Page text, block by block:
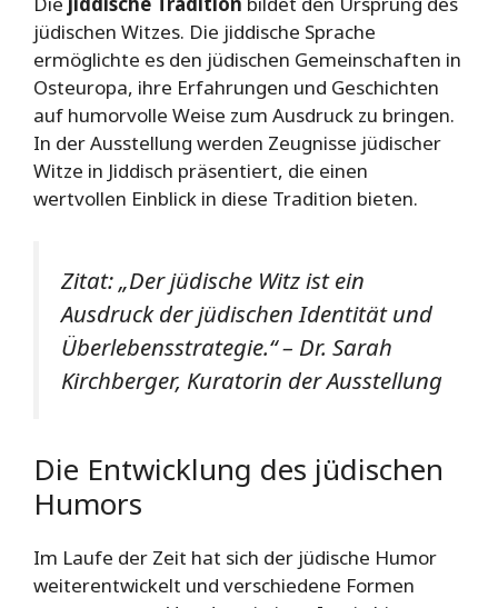
jüdischen Witzes. Die jiddische Sprache
ermöglichte es den jüdischen Gemeinschaften in
Osteuropa, ihre Erfahrungen und Geschichten
auf humorvolle Weise zum Ausdruck zu bringen.
In der Ausstellung werden Zeugnisse jüdischer
Witze in Jiddisch präsentiert, die einen
wertvollen Einblick in diese Tradition bieten.
Zitat: „Der jüdische Witz ist ein
Ausdruck der jüdischen Identität und
Überlebensstrategie.“ – Dr. Sarah
Kirchberger, Kuratorin der Ausstellung
Die Entwicklung des jüdischen
Humors
Im Laufe der Zeit hat sich der jüdische Humor
weiterentwickelt und verschiedene Formen